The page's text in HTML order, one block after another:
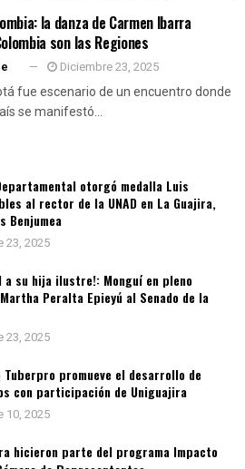
la danza de Carmen Ibarra
son las Regiones
Diciembre 23, 2025
fue escenario de un encuentro donde
se manifestó...
otorgó medalla Luis
al rector de la UNAD en La Guajira,
Benjumea
23, 2025
a su hija ilustre!: Monguí en pleno
Peralta Epieyú al Senado de la
23, 2025
Tuberpro promueve el desarrollo de
con participación de Uniguajira
10, 2025
hicieron parte del programa Impacto